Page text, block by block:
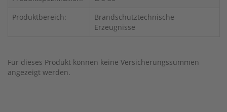
Produktbereich:
Brandschutztechnische
Erzeugnisse
Für dieses Produkt können keine Versicherungssummen
angezeigt werden.